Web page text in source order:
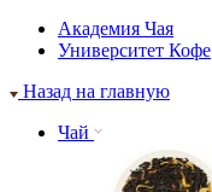
Академия Чая
Университет Кофе
Назад на главную
Чай